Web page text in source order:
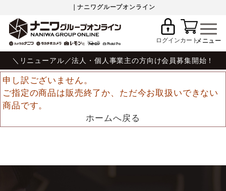
｜ナニワグループオンライン
ログインカート
＼リニューアル／法人・個人事業主の方向け会員募集開始！
申し訳ございません。
ご指定の商品は販売終了か、ただ今お取扱いできない
商品です。
ホームへ戻る